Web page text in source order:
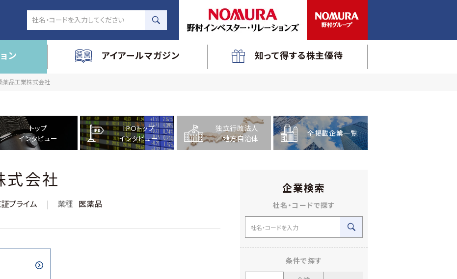
ン アイアールマガジン 知って得する株主優待
薬品工業株式会社
トップ
インタビュー
IPOトップ
インタビュー
独立行政法人
／地方自治体
全掲載企業一覧
式会社
プライム 業種 医薬品
企業検索
社名・コードで探す
条件で探す